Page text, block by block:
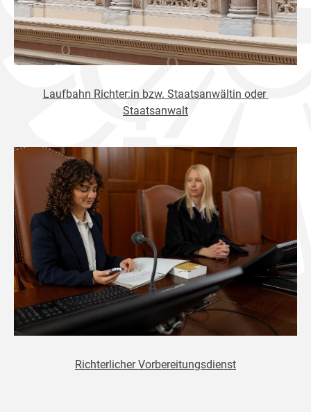
Laufbahn Richter:in bzw. Staatsanwältin oder
Staatsanwalt
Richterlicher Vorbereitungsdienst